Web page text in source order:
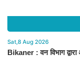
Sat,8 Aug 2026
Bikaner : वन विभाग